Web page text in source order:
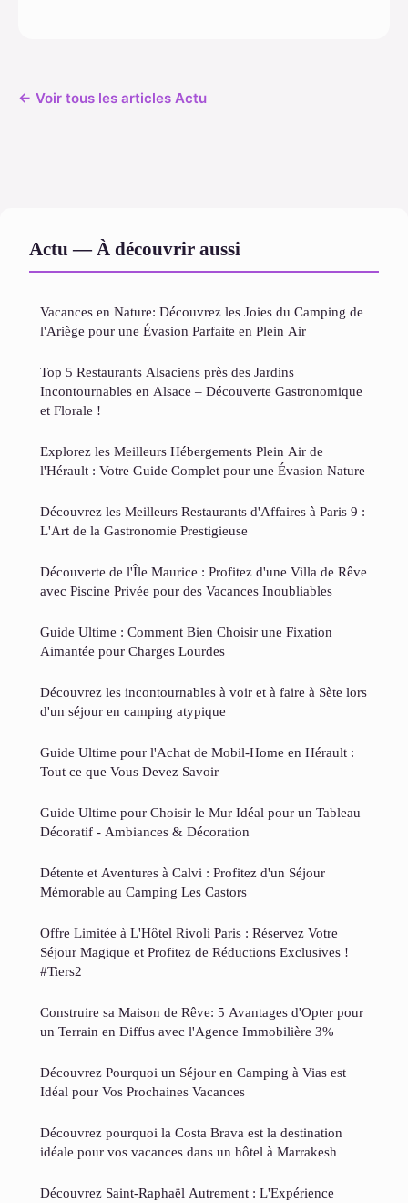
← Voir tous les articles Actu
Actu — À découvrir aussi
Vacances en Nature: Découvrez les Joies du Camping de
l'Ariège pour une Évasion Parfaite en Plein Air
Top 5 Restaurants Alsaciens près des Jardins
Incontournables en Alsace – Découverte Gastronomique
et Florale !
Explorez les Meilleurs Hébergements Plein Air de
l'Hérault : Votre Guide Complet pour une Évasion Nature
Découvrez les Meilleurs Restaurants d'Affaires à Paris 9 :
L'Art de la Gastronomie Prestigieuse
Découverte de l'Île Maurice : Profitez d'une Villa de Rêve
avec Piscine Privée pour des Vacances Inoubliables
Guide Ultime : Comment Bien Choisir une Fixation
Aimantée pour Charges Lourdes
Découvrez les incontournables à voir et à faire à Sète lors
d'un séjour en camping atypique
Guide Ultime pour l'Achat de Mobil-Home en Hérault :
Tout ce que Vous Devez Savoir
Guide Ultime pour Choisir le Mur Idéal pour un Tableau
Décoratif - Ambiances & Décoration
Détente et Aventures à Calvi : Profitez d'un Séjour
Mémorable au Camping Les Castors
Offre Limitée à L'Hôtel Rivoli Paris : Réservez Votre
Séjour Magique et Profitez de Réductions Exclusives !
#Tiers2
Construire sa Maison de Rêve: 5 Avantages d'Opter pour
un Terrain en Diffus avec l'Agence Immobilière 3%
Découvrez Pourquoi un Séjour en Camping à Vias est
Idéal pour Vos Prochaines Vacances
Découvrez pourquoi la Costa Brava est la destination
idéale pour vos vacances dans un hôtel à Marrakesh
Découvrez Saint-Raphaël Autrement : L'Expérience